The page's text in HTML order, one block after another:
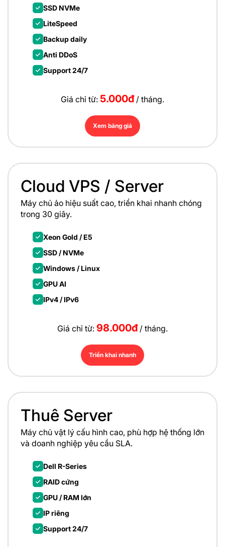
SSD NVMe
LiteSpeed
Backup daily
Anti DDoS
Support 24/7
Xem bảng giá
Giá chỉ từ: 5.000đ/ tháng.
Cloud VPS / Server
Máy chủ ảo hiệu suất cao, triển khai nhanhchóng
trong 30 giây.
Xeon Gold / E5
SSD / NVMe
Windows / Linux
GPU AI
IPv4 / IPv6
Triển khai nhanh
Giá chỉ từ: 98.000đ/ tháng.
Thuê Server
Máy chủ vật lý cấu hình cao, phù hợp hệ thống lớn
và doanh nghiệp yêu cầu SLA.
Dell R-Series
RAID cứng
GPU / RAM lớn
IP riêng
Support 24/7